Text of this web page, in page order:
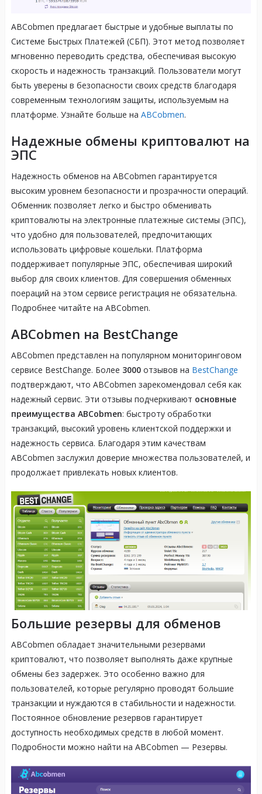
ABCobmen предлагает быстрые и удобные выплаты по
Системе Быстрых Платежей (СБП). Этот метод позволяет
мгновенно переводить средства, обеспечивая высокую
скорость и надежность транзакций. Пользователи могут
быть уверены в безопасности своих средств благодаря
современным технологиям защиты, используемым на
платформе. Узнайте больше на ABCobmen.
Надежные обмены криптовалют на
ЭПС
Надежность обменов на ABCobmen гарантируется
высоким уровнем безопасности и прозрачности операций.
Обменник позволяет легко и быстро обменивать
криптовалюты на электронные платежные системы (ЭПС),
что удобно для пользователей, предпочитающих
использовать цифровые кошельки. Платформа
поддерживает популярные ЭПС, обеспечивая широкий
выбор для своих клиентов. Для совершения обменных
поераций на этом сервисе регистрация не обязательна.
Подробнее читайте на ABCobmen.
ABCobmen на BestChange
ABCobmen представлен на популярном мониторинговом
сервисе BestChange. Более 3000 отзывов на BestChange
подтверждают, что ABCobmen зарекомендовал себя как
надежный сервис. Эти отзывы подчеркивают основные
преимущества ABCobmen: быстроту обработки
транзакций, высокий уровень клиентской поддержки и
надежность сервиса. Благодаря этим качествам
ABCobmen заслужил доверие множества пользователей, и
продолжает привлекать новых клиентов.
Большие резервы для обменов
ABCobmen обладает значительными резервами
криптовалют, что позволяет выполнять даже крупные
обмены без задержек. Это особенно важно для
пользователей, которые регулярно проводят большие
транзакции и нуждаются в стабильности и надежности.
Постоянное обновление резервов гарантирует
доступность необходимых средств в любой момент.
Подробности можно найти на ABCobmen — Резервы.